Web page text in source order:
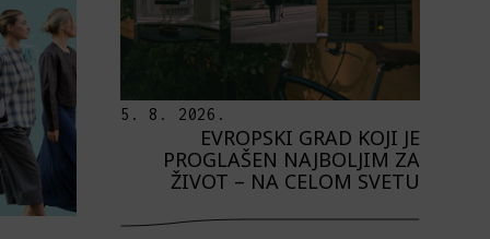
5. 8. 2026.
EVROPSKI GRAD KOJI JE
PROGLAŠEN NAJBOLJIM ZA
ŽIVOT – NA CELOM SVETU